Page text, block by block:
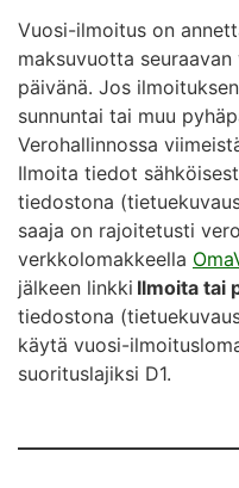
Vuosi-ilmoitus on
maksuvuotta
päivänä. Jos
sunnuntai tai muu
Verohallinnossa
Ilmoita tiedot
tiedostona
saaja on rajoitetusti
verkkolomakkeella
jälkeen linkki Ilmoita tai
tiedostona
käytä vuosi-
suorituslajiksi D1.